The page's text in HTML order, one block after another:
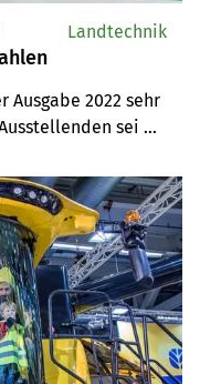
Ausgabe 2022 sehr
sei
Landtechnik